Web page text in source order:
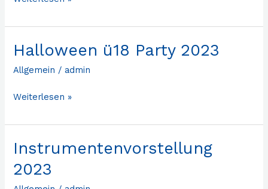
Halloween ü18 Party 2023
Allgemein / admin
Halloween
Party
Weiterlesen »
Instrumentenvorstellung
2023
Instrumentenvorstellung